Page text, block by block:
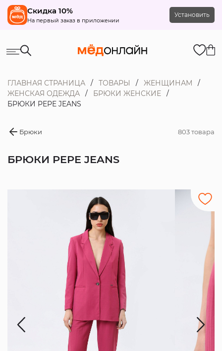
Скидка 10%
На первый заказ в приложении
Установить
ГЛАВНАЯ СТРАНИЦА ТОВАРЫ
ЖЕНЩИНАМ
ЖЕНСКАЯ ОДЕЖДА
БРЮКИ ЖЕНСКИЕ
БРЮКИ PEPE JEANS
Брюки 803 товара
БРЮКИ PEPE JEANS